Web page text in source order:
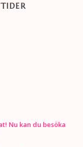
Nu kan du besöka